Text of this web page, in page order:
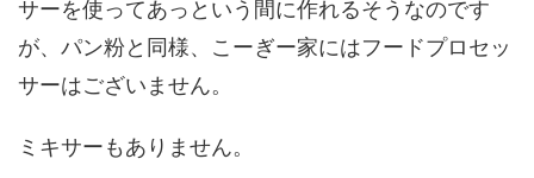
サーを使ってあっという間に作れるそうなのです
が、パン粉と同様、こーぎー家にはフードプロセッ
サーはございません。
ミキサーもありません。